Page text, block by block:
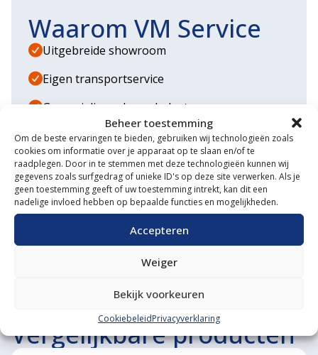
Beheer toestemming
Om de beste ervaringen te bieden, gebruiken wij technologieën zoals
cookies om informatie over je apparaat op te slaan en/of te
raadplegen. Door in te stemmen met deze technologieën kunnen wij
gegevens zoals surfgedrag of unieke ID's op deze site verwerken. Als je
geen toestemming geeft of uw toestemming intrekt, kan dit een
nadelige invloed hebben op bepaalde functies en mogelijkheden.
Accepteren
Weiger
Bekijk voorkeuren
CookiebeleidPrivacyverklaring
Waarom VM Service
Uitgebreide showroom
Eigen transportservice
Gespecialiseerde werkplaats
Diverse aanbouwwerktuigen
Grote voorraad minitrekkers
Grootste in kleine tractoren
Vergelijkbare producten